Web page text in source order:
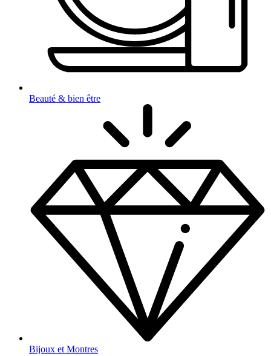
Beauté & bien être
Bijoux et Montres